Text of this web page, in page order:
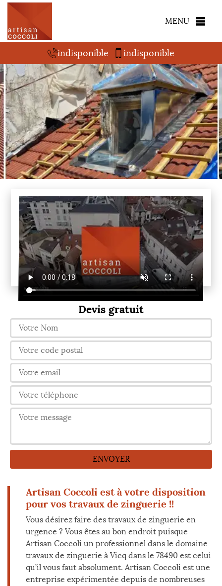
MENU
indisponible indisponible
Devis gratuit
Artisan Coccoli est à votre disposition
pour vos travaux de zinguerie !!
Vous désirez faire des travaux de zinguerie en
urgence ? Vous êtes au bon endroit puisque
Artisan Coccoli un professionnel dans le domaine
travaux de zinguerie à Vicq dans le 78490 est celui
qu’il vous faut absolument. Artisan Coccoli est une
entreprise expérimentée depuis de nombreuses